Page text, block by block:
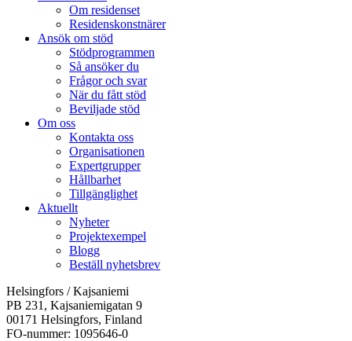
Om residenset
Residenskonstnärer
Ansök om stöd
Stödprogrammen
Så ansöker du
Frågor och svar
När du fått stöd
Beviljade stöd
Om oss
Kontakta oss
Organisationen
Expertgrupper
Hållbarhet
Tillgänglighet
Aktuellt
Nyheter
Projektexempel
Blogg
Beställ nyhetsbrev
Helsingfors / Kajsaniemi
PB 231, Kajsaniemigatan 9
00171 Helsingfors, Finland
FO-nummer: 1095646-0